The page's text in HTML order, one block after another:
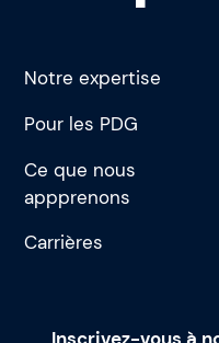
Notre expertise
Pour les PDG
Ce que nous
appprenons
Carrières